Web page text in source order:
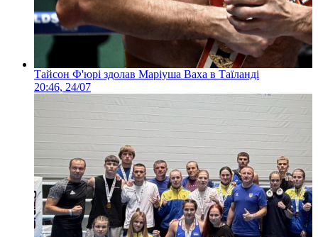
Тайсон Ф'юрі здолав Маріуша Ваха в Таїланді
20:46, 24/07